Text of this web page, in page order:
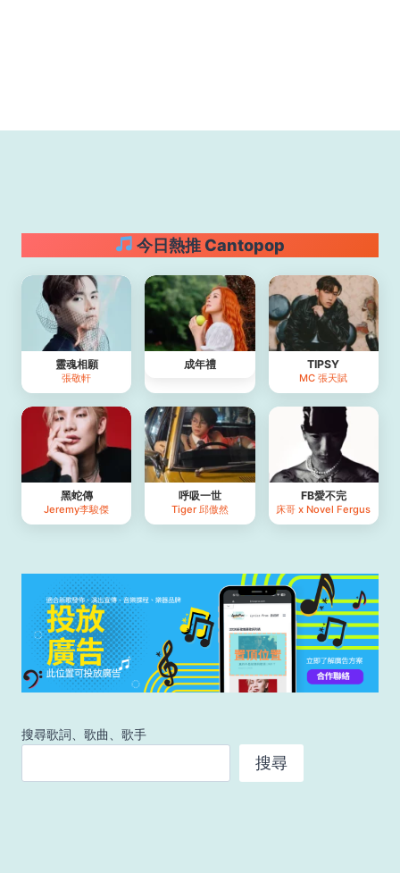
今日熱推 Cantopop
靈魂相願
張敬軒
成年禮 TIPSY
MC 張天賦
黑蛇傳
Jeremy李駿傑
呼吸一世
Tiger 邱傲然
FB愛不完
床哥 x Novel Fergus
搜尋歌詞、歌曲、歌手
搜尋